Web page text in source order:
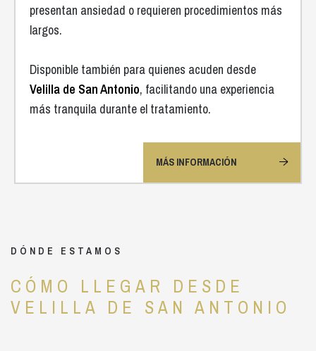
presentan ansiedad o requieren procedimientos más
largos.
Disponible también para quienes acuden desde
Velilla de San Antonio, facilitando una experiencia
más tranquila durante el tratamiento.
MÁS INFORMACIÓN
DÓNDE ESTAMOS
CÓMO LLEGAR DESDE
VELILLA DE SAN ANTONIO